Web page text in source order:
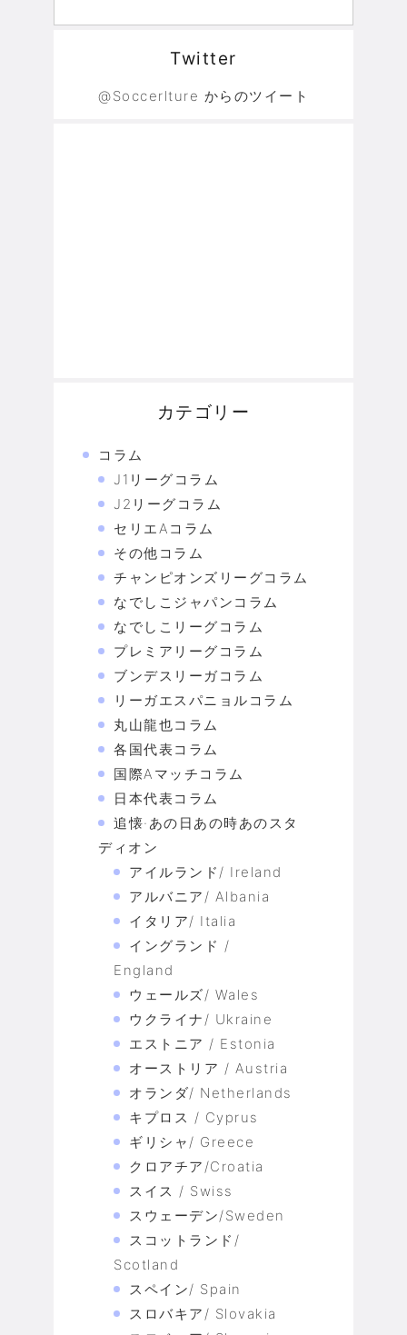
Twitter
@Soccerlture からのツイート
カテゴリー
コラム
J1リーグコラム
J2リーグコラム
セリエAコラム
その他コラム
チャンピオンズリーグコラム
なでしこジャパンコラム
なでしこリーグコラム
プレミアリーグコラム
ブンデスリーガコラム
リーガエスパニョルコラム
丸山龍也コラム
各国代表コラム
国際Aマッチコラム
日本代表コラム
追懐·あの日あの時あのスタ
ディオン
アイルランド/ Ireland
アルバニア/ Albania
イタリア/ Italia
イングランド /
England
ウェールズ/ Wales
ウクライナ/ Ukraine
エストニア / Estonia
オーストリア / Austria
オランダ/ Netherlands
キプロス / Cyprus
ギリシャ/ Greece
クロアチア/Croatia
スイス / Swiss
スウェーデン/Sweden
スコットランド/
Scotland
スペイン/ Spain
スロバキア/ Slovakia